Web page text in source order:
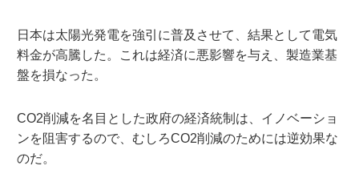
日本は太陽光発電を強引に普及させて、結果として電気
料金が高騰した。これは経済に悪影響を与え、製造業基
盤を損なった。
CO2削減を名目とした政府の経済統制は、イノベーショ
ンを阻害するので、むしろCO2削減のためには逆効果な
のだ。